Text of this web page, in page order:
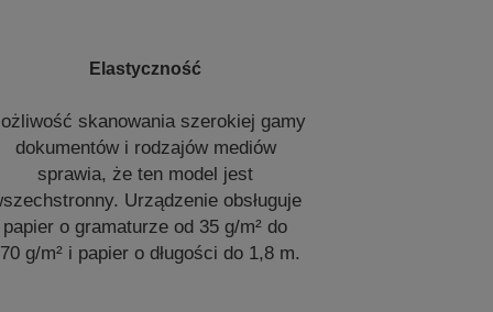
Elastyczność
skanowania szerokiej gamy
dokumentów i rodzajów mediów
sprawia, że ten model jest
Urządzenie obsługuje
papier o gramaturze od 35 g/m² do
g/m² i papier o długości do 1,8 m.